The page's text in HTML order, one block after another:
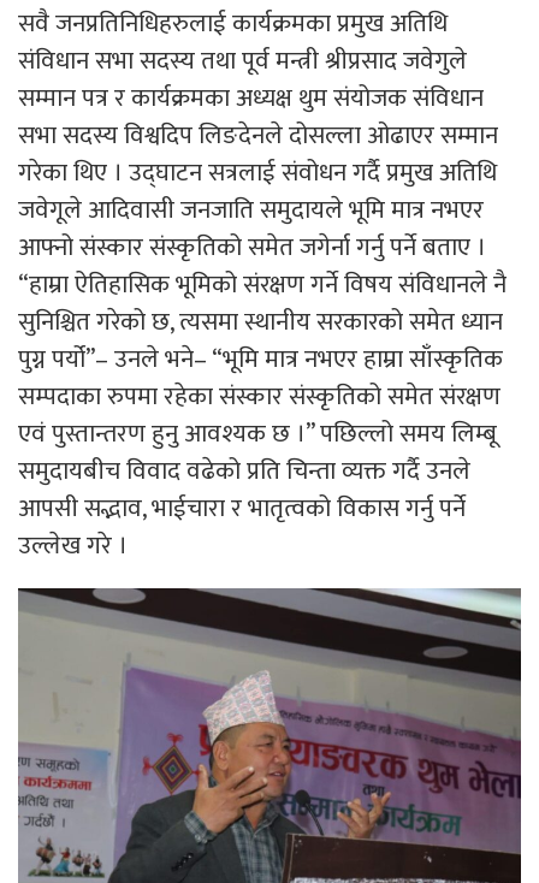
सवै जनप्रतिनिधिहरुलाई कार्यक्रमका प्रमुख अतिथि
संविधान सभा सदस्य तथा पूर्व मन्त्री श्रीप्रसाद जवेगुले
सम्मान पत्र र कार्यक्रमका अध्यक्ष थुम संयोजक संविधान
सभा सदस्य विश्वदिप लिङदेनले दोसल्ला ओढाएर सम्मान
गरेका थिए । उद्घाटन सत्रलाई संवोधन गर्दै प्रमुख अतिथि
जवेगूले आदिवासी जनजाति समुदायले भूमि मात्र नभएर
आफ्नो संस्कार संस्कृतिको समेत जगेर्ना गर्नु पर्ने बताए ।
“हाम्रा ऐतिहासिक भूमिको संरक्षण गर्ने विषय संविधानले नै
सुनिश्चित गरेको छ, त्यसमा स्थानीय सरकारको समेत ध्यान
पुग्न पर्यो”– उनले भने– “भूमि मात्र नभएर हाम्रा साँस्कृतिक
सम्पदाका रुपमा रहेका संस्कार संस्कृतिको समेत संरक्षण
एवं पुस्तान्तरण हुनु आवश्यक छ ।” पछिल्लो समय लिम्बू
समुदायबीच विवाद वढेको प्रति चिन्ता व्यक्त गर्दै उनले
आपसी सद्भाव, भाईचारा र भातृत्वको विकास गर्नु पर्ने
उल्लेख गरे ।